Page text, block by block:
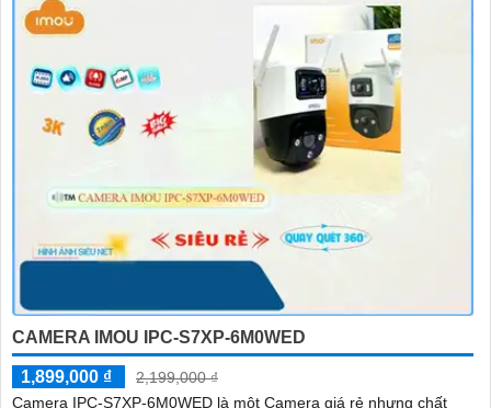
CAMERA IMOU IPC-S7XP-6M0WED
1,899,000 ₫
2,199,000 ₫
Camera IPC-S7XP-6M0WED là một Camera giá rẻ nhưng chất